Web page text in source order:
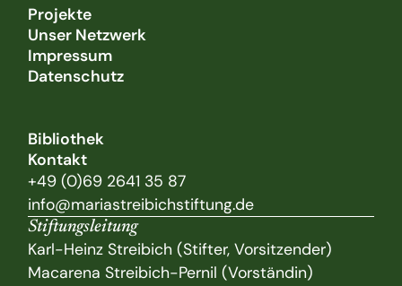
Projekte
Unser Netzwerk
Impressum
Datenschutz
Bibliothek
Kontakt
+49 (0)69 2641 35 87
info@mariastreibichstiftung.de
Stiftungsleitung
Karl-Heinz Streibich (Stifter, Vorsitzender)
Macarena Streibich-Pernil (Vorständin)